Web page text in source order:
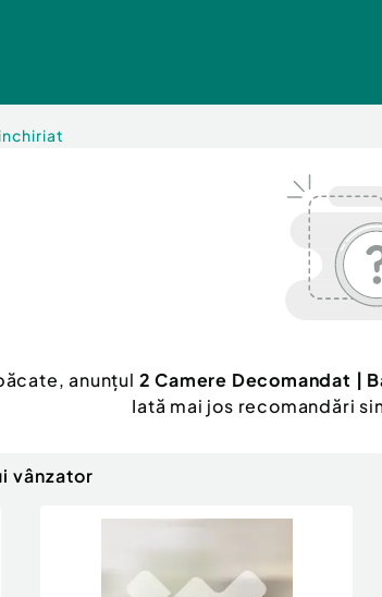
anunțul 2 Camere Decomandat |
Iată mai jos recomandări
vânzator